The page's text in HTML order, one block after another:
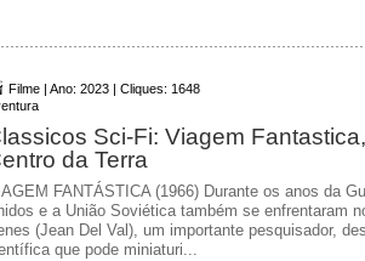
Filme | Ano: 2023 | Cliques: 1648
Sci-Fi: Viagem
da Terra
FANTÁSTICA (1966) Durante os anos da
e a União Soviética também se enfrentaram
(Jean Del Val), um importante pesquisador,
que pode miniaturi...